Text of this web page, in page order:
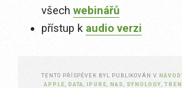
všech webinářů
přístup k audio verzi
TENTO PŘÍSPĚVEK BYL PUBLIKOVÁN V
APPLE
DATA IPURE NAS SYNOLOGY